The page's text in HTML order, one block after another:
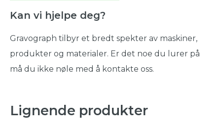
Kan vi hjelpe deg?
Gravograph tilbyr et bredt spekter av maskiner,
produkter og materialer. Er det noe du lurer på
må du ikke nøle med å kontakte oss.
Lignende produkter